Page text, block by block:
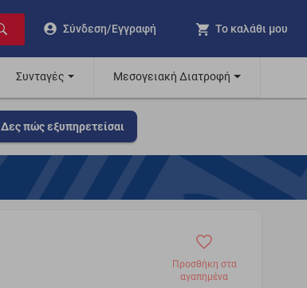
Σύνδεση/Εγγραφή Το καλάθι μου
Συνταγές Μεσογειακή Διατροφή
Δες πώς εξυπηρετείσαι
Προσθήκη στα
αγαπημένα